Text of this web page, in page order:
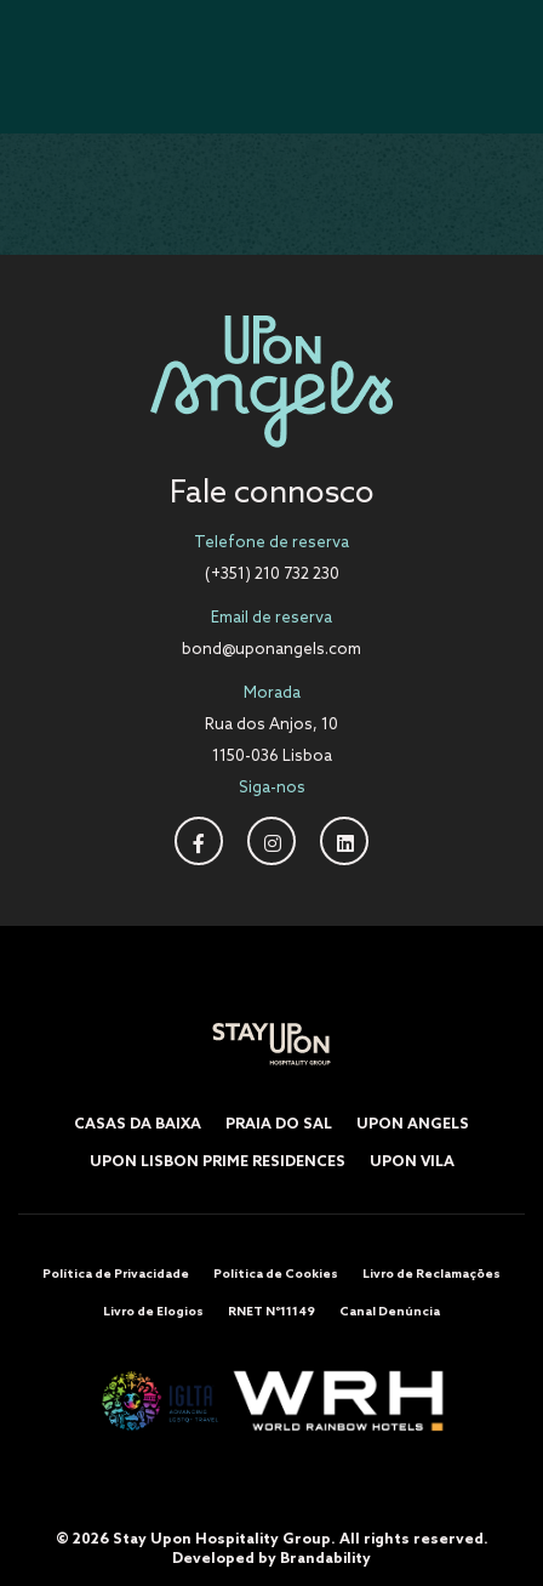
Fale connosco
Telefone de reserva
(+351) 210 732 230
Email de reserva
bond@uponangels.com
Morada
Rua dos Anjos, 10
1150-036 Lisboa
Siga-nos
CASAS DA BAIXA PRAIA DO SAL UPON ANGELS
UPON LISBON PRIME RESIDENCES UPON VILA
Política de Privacidade Política de Cookies Livro de Reclamações
Livro de Elogios RNET Nº11149 Canal Denúncia
© 2026 Stay Upon Hospitality Group. All rights reserved.
Developed by Brandability